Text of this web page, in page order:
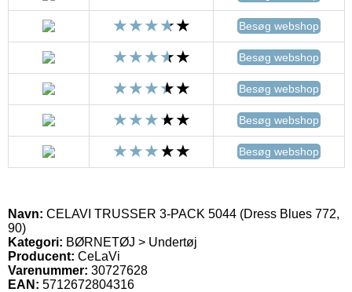
Besøg webshop
Besøg webshop
Besøg webshop
Besøg webshop
Besøg webshop
Navn: CELAVI TRUSSER 3-PACK 5044 (Dress Blues 772,
90)
Kategori: BØRNETØJ > Undertøj
Producent: CeLaVi
Varenummer: 30727628
EAN: 5712672804316